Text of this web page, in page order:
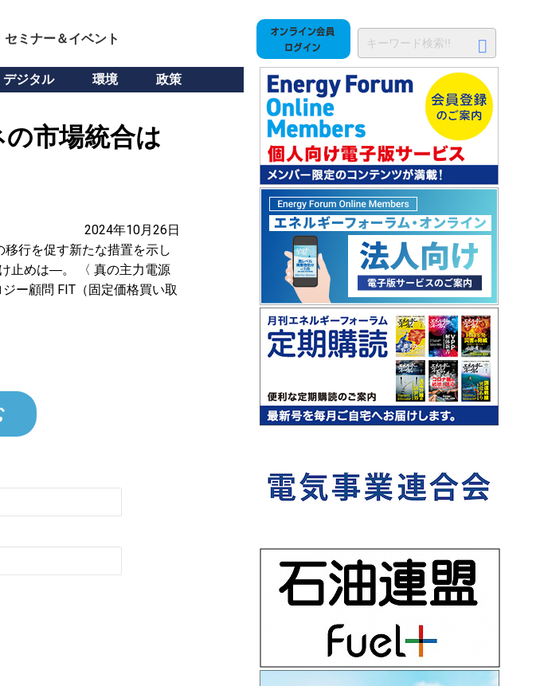
セミナー＆イベント
デジタル 環境 政策
市場統合は
2024年10月26日
移行を促す新たな措置を示し
止めは―。 〈 真の主力電源
ー顧問 FIT（固定価格買い取